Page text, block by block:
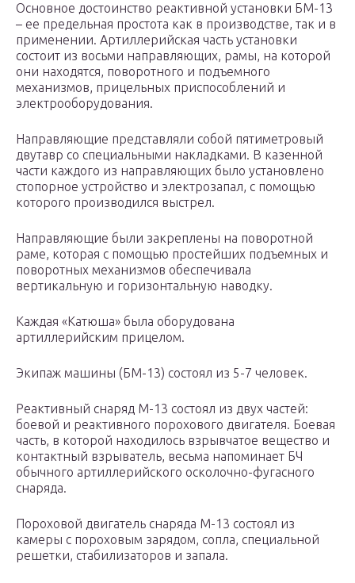
Основное достоинство реактивной установки БМ-13
– ее предельная простота как в производстве, так и в
применении. Артиллерийская часть установки
состоит из восьми направляющих, рамы, на которой
они находятся, поворотного и подъемного
механизмов, прицельных приспособлений и
электрооборудования.
Направляющие представляли собой пятиметровый
двутавр со специальными накладками. В казенной
части каждого из направляющих было установлено
стопорное устройство и электрозапал, с помощью
которого производился выстрел.
Направляющие были закреплены на поворотной
раме, которая с помощью простейших подъемных и
поворотных механизмов обеспечивала
вертикальную и горизонтальную наводку.
Каждая «Катюша» была оборудована
артиллерийским прицелом.
Экипаж машины (БМ-13) состоял из 5-7 человек.
Реактивный снаряд М-13 состоял из двух частей:
боевой и реактивного порохового двигателя. Боевая
часть, в которой находилось взрывчатое вещество и
контактный взрыватель, весьма напоминает БЧ
обычного артиллерийского осколочно-фугасного
снаряда.
Пороховой двигатель снаряда М-13 состоял из
камеры с пороховым зарядом, сопла, специальной
решетки, стабилизаторов и запала.